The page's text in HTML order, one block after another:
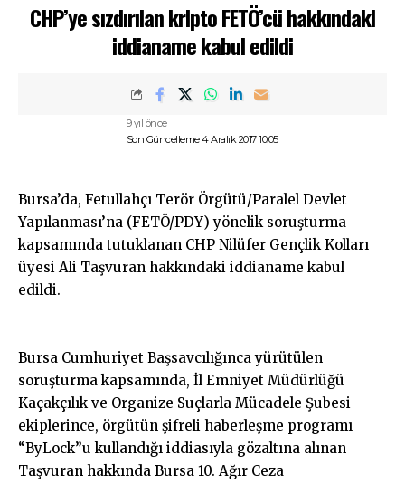
CHP’ye sızdırılan kripto FETÖ’cü hakkındaki
iddianame kabul edildi
Son Güncelleme 4 Aralık 2017 10:05
9 yıl önce
Bursa’da, Fetullahçı Terör Örgütü/Paralel Devlet
Yapılanması’na (FETÖ/PDY) yönelik soruşturma
kapsamında tutuklanan CHP Nilüfer Gençlik Kolları
üyesi Ali Taşvuran hakkındaki iddianame kabul
edildi.
Bursa Cumhuriyet Başsavcılığınca yürütülen
soruşturma kapsamında, İl Emniyet Müdürlüğü
Kaçakçılık ve Organize Suçlarla Mücadele Şubesi
ekiplerince, örgütün şifreli haberleşme programı
“ByLock”u kullandığı iddiasıyla gözaltına alınan
Taşvuran hakkında Bursa 10. Ağır Ceza